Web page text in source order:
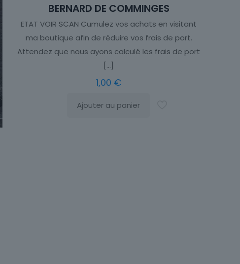
BERNARD DE COMMINGES
ETAT VOIR SCAN Cumulez vos achats en visitant
ma boutique afin de réduire vos frais de port.
Attendez que nous ayons calculé les frais de port
[…]
1,00 €
Ajouter au panier